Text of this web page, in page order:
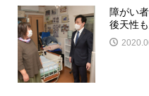
障がい
後天性も